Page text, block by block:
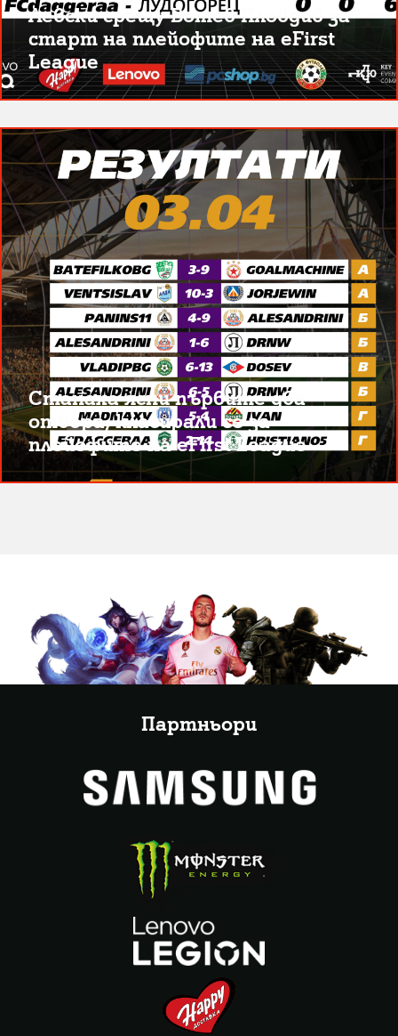
Левски срещу Ботев Пловдив за
старт на плейофите на eFirst
League
Станаха ясни първите два
отбора, класирали се за
плейофите на eFirst League
Партньори